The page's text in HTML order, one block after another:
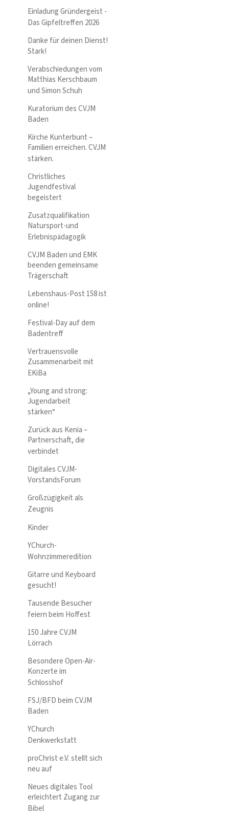
Einladung Gründergeist -
Das Gipfeltreffen 2026
Danke für deinen Dienst!
Stark!
Verabschiedungen vom
Matthias Kerschbaum
und Simon Schuh
Kuratorium des CVJM
Baden
Kirche Kunterbunt –
Familien erreichen. CVJM
stärken.
Christliches
Jugendfestival
begeistert
Zusatzqualifikation
Natursport-und
Erlebnispädagogik
CVJM Baden und EMK
beenden gemeinsame
Trägerschaft
Lebenshaus-Post 158 ist
online!
Festival-Day auf dem
Badentreff
Vertrauensvolle
Zusammenarbeit mit
EKiBa
„Young and strong:
Jugendarbeit
stärken“
Zurück aus Kenia –
Partnerschaft, die
verbindet
Digitales CVJM-
VorstandsForum
Großzügigkeit als
Zeugnis
Kinder
YChurch-
Wohnzimmeredition
Gitarre und Keyboard
gesucht!
Tausende Besucher
feiern beim Hoffest
150 Jahre CVJM
Lörrach
Besondere Open-Air-
Konzerte im
Schlosshof
FSJ/BFD beim CVJM
Baden
YChurch
Denkwerkstatt
proChrist e.V. stellt sich
neu auf
Neues digitales Tool
erleichtert Zugang zur
Bibel